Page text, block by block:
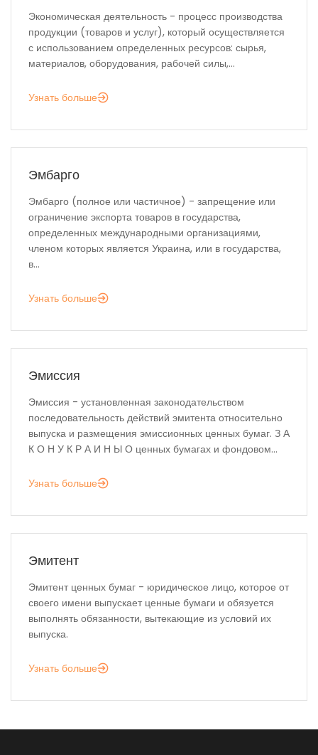
Экономическая деятельность - процесс производства
продукции (товаров и услуг), который осуществляется
с использованием определенных ресурсов: сырья,
материалов, оборудования, рабочей силы,...
Узнать больше
Эмбарго
Эмбарго (полное или частичное) - запрещение или
ограничение экспорта товаров в государства,
определенных международными организациями,
членом которых является Украина, или в государства,
в...
Узнать больше
Эмиссия
Эмиссия - установленная законодательством
последовательность действий эмитента относительно
выпуска и размещения эмиссионных ценных бумаг. З А
К О Н У К Р А И Н Ы О ценных бумагах и фондовом...
Узнать больше
Эмитент
Эмитент ценных бумаг - юридическое лицо, которое от
своего имени выпускает ценные бумаги и обязуется
выполнять обязанности, вытекающие из условий их
выпуска.
Узнать больше